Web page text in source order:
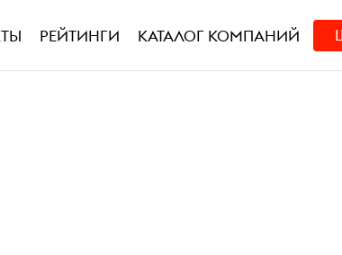
РЕЙТИНГИ КАТАЛОГ КОМПАНИЙ